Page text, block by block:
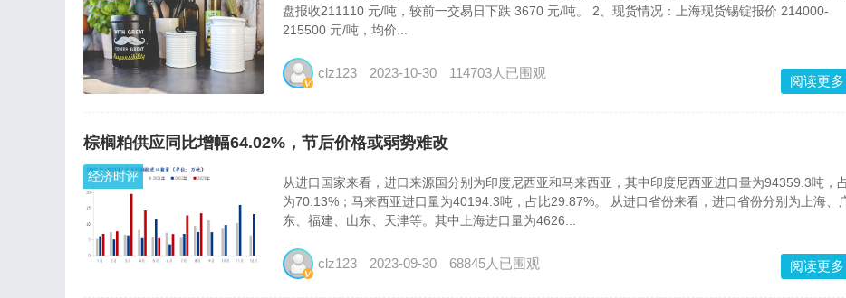
盘报收211110 元/吨，较前一交易日下跌 3670 元/吨。 2、现货情况：上海现货锡锭报价 214000-
215500 元/吨，均价...
clz123 2023-10-30 114703人已围观
阅读更多
棕榈粕供应同比增幅64.02%，节后价格或弱势难改
经济时评
从进口国家来看，进口来源国分别为印度尼西亚和马来西亚，其中印度尼西亚进口量为94359.3吨，
为70.13%；马来西亚进口量为40194.3吨，占比29.87%。 从进口省份来看，进口省份分别为上海、
东、福建、山东、天津等。其中上海进口量为4626...
clz123 2023-09-30 68845人已围观 阅读更多